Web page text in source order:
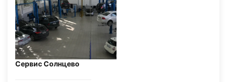
Сервис Солнцево